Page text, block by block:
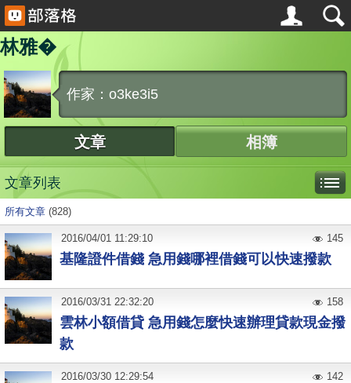
林雅�
作家：o3ke3i5
文章 相簿
文章列表
所有文章 (828)
基隆證件借錢 急用錢哪裡借錢可以快速撥款
2016/04/01 11:29:10 145
雲林小額借貸 急用錢怎麼快速辦理貸款現金撥
款
2016/03/31 22:32:20 158
2016/03/30 12:29:54 142